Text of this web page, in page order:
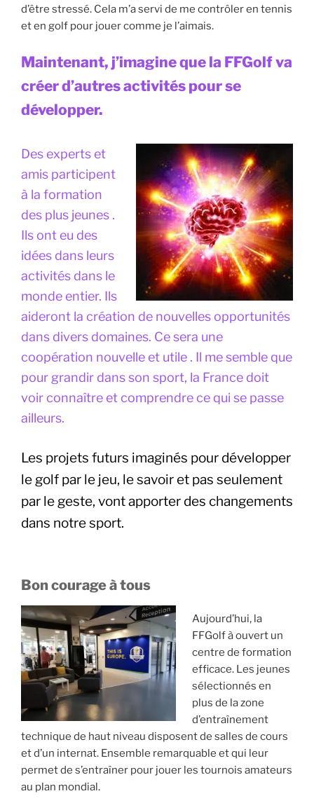
d’être stressé. Cela m’a servi de me contrôler en tennis
et en golf pour jouer comme je l’aimais.
Maintenant, j’imagine que la FFGolf va
créer d’autres activités pour se
développer.
Des experts et
amis participent
à la formation
des plus jeunes .
Ils ont eu des
idées dans leurs
activités dans le
monde entier. Ils
aideront la création de nouvelles opportunités
dans divers domaines. Ce sera une
coopération nouvelle et utile . Il me semble que
pour grandir dans son sport, la France doit
voir connaître et comprendre ce qui se passe
ailleurs.
Les projets futurs imaginés pour développer
le golf par le jeu, le savoir et pas seulement
par le geste, vont apporter des changements
dans notre sport.
Bon courage à tous
Aujourd’hui, la
FFGolf à ouvert un
centre de formation
efficace. Les jeunes
sélectionnés en
plus de la zone
d’entraînement
technique de haut niveau disposent de salles de cours
et d’un internat. Ensemble remarquable et qui leur
permet de s’entraîner pour jouer les tournois amateurs
au plan mondial.